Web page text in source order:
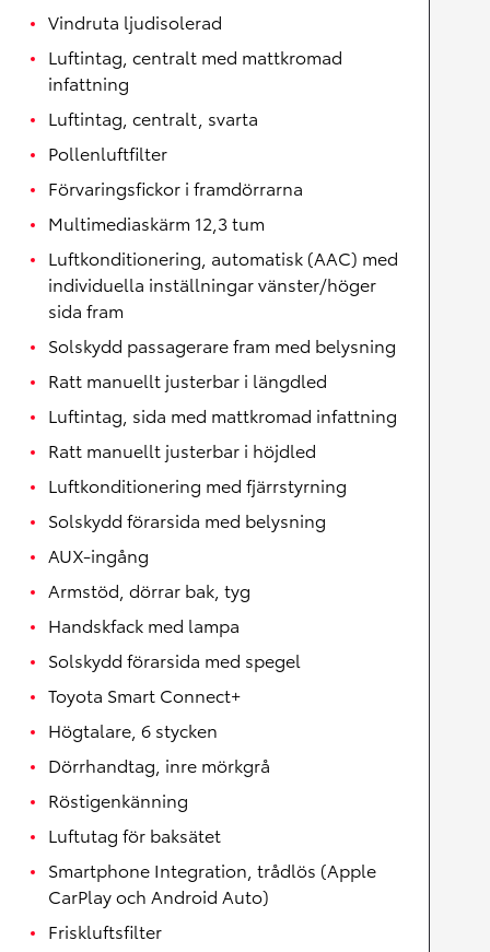
Vindruta ljudisolerad
Luftintag, centralt med mattkromad
infattning
Luftintag, centralt, svarta
Pollenluftfilter
Förvaringsfickor i framdörrarna
Multimediaskärm 12,3 tum
Luftkonditionering, automatisk (AAC) med
individuella inställningar vänster/höger
sida fram
Solskydd passagerare fram med belysning
Ratt manuellt justerbar i längdled
Luftintag, sida med mattkromad infattning
Ratt manuellt justerbar i höjdled
Luftkonditionering med fjärrstyrning
Solskydd förarsida med belysning
AUX-ingång
Armstöd, dörrar bak, tyg
Handskfack med lampa
Solskydd förarsida med spegel
Toyota Smart Connect+
Högtalare, 6 stycken
Dörrhandtag, inre mörkgrå
Röstigenkänning
Luftutag för baksätet
Smartphone Integration, trådlös (Apple
CarPlay och Android Auto)
Friskluftsfilter